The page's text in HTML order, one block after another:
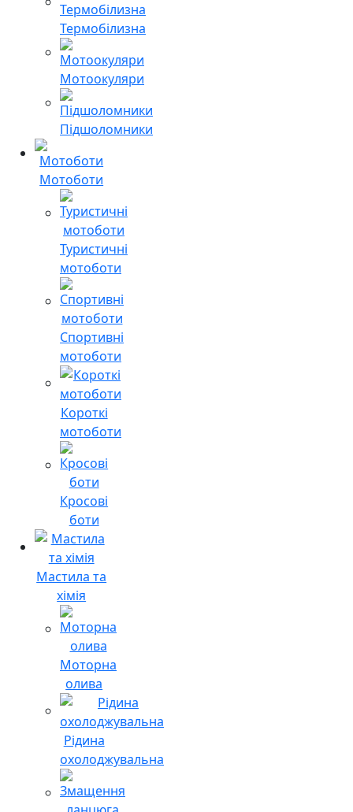
Термобілизна
Мотоокуляри
Підшоломники
Мотоботи
Туристичні
мотоботи
Спортивні
мотоботи
Короткі
мотоботи
Кросові
боти
Мастила та
хімія
Моторна
олива
Рідина
охолоджувальна